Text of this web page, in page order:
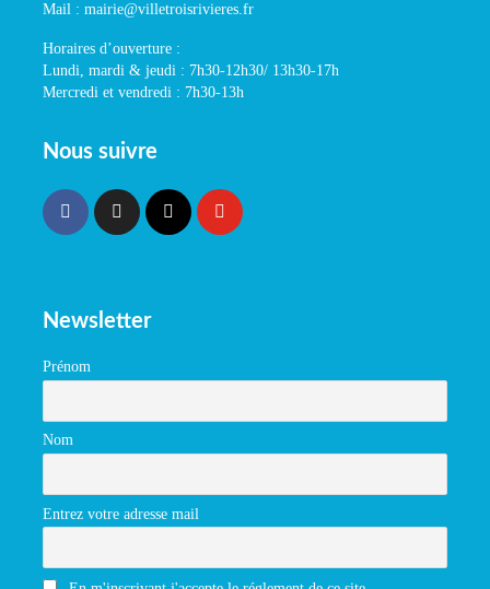
Mail : mairie@villetroisrivieres.fr
Horaires d’ouverture :
Lundi, mardi & jeudi : 7h30-12h30/ 13h30-17h
Mercredi et vendredi : 7h30-13h
Nous suivre
Newsletter
Prénom
Nom
Entrez votre adresse mail